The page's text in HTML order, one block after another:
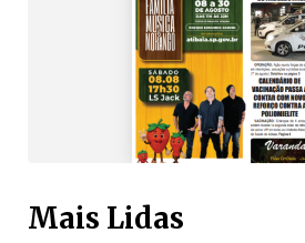
Mais Lidas